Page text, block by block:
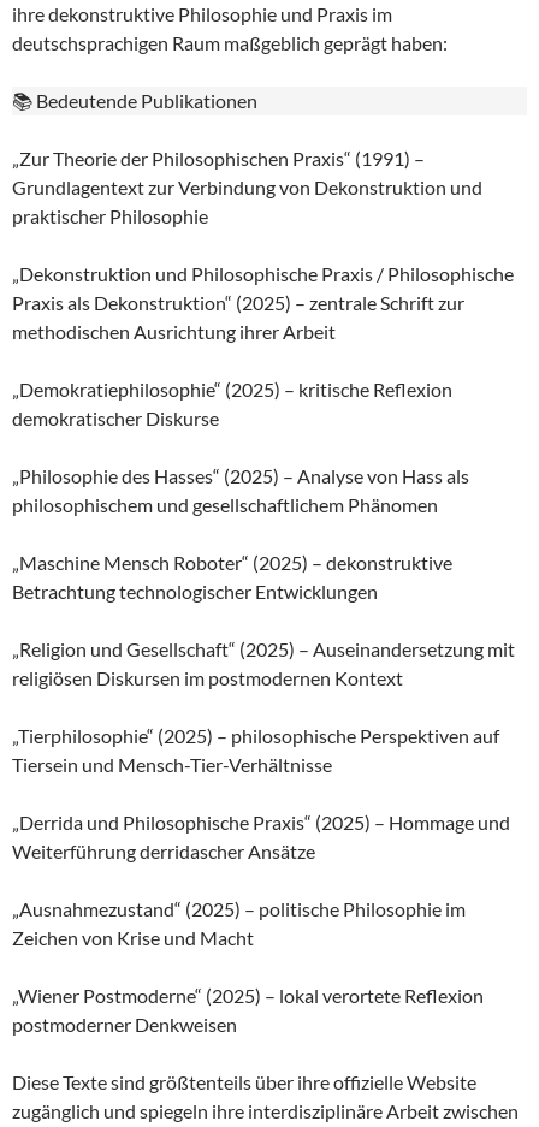
ihre dekonstruktive Philosophie und Praxis im
deutschsprachigen Raum maßgeblich geprägt haben:
📚 Bedeutende Publikationen
„Zur Theorie der Philosophischen Praxis“ (1991) –
Grundlagentext zur Verbindung von Dekonstruktion und
praktischer Philosophie
„Dekonstruktion und Philosophische Praxis / Philosophische
Praxis als Dekonstruktion“ (2025) – zentrale Schrift zur
methodischen Ausrichtung ihrer Arbeit
„Demokratiephilosophie“ (2025) – kritische Reflexion
demokratischer Diskurse
„Philosophie des Hasses“ (2025) – Analyse von Hass als
philosophischem und gesellschaftlichem Phänomen
„Maschine Mensch Roboter“ (2025) – dekonstruktive
Betrachtung technologischer Entwicklungen
„Religion und Gesellschaft“ (2025) – Auseinandersetzung mit
religiösen Diskursen im postmodernen Kontext
„Tierphilosophie“ (2025) – philosophische Perspektiven auf
Tiersein und Mensch-Tier-Verhältnisse
„Derrida und Philosophische Praxis“ (2025) – Hommage und
Weiterführung derridascher Ansätze
„Ausnahmezustand“ (2025) – politische Philosophie im
Zeichen von Krise und Macht
„Wiener Postmoderne“ (2025) – lokal verortete Reflexion
postmoderner Denkweisen
Diese Texte sind größtenteils über ihre offizielle Website
zugänglich und spiegeln ihre interdisziplinäre Arbeit zwischen